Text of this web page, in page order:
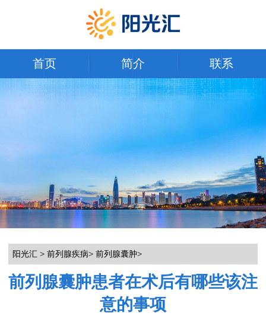
首页 简介 联系
阳光汇 > 前列腺疾病> 前列腺囊肿>
前列腺囊肿患者在术后有哪些该注
意的事项